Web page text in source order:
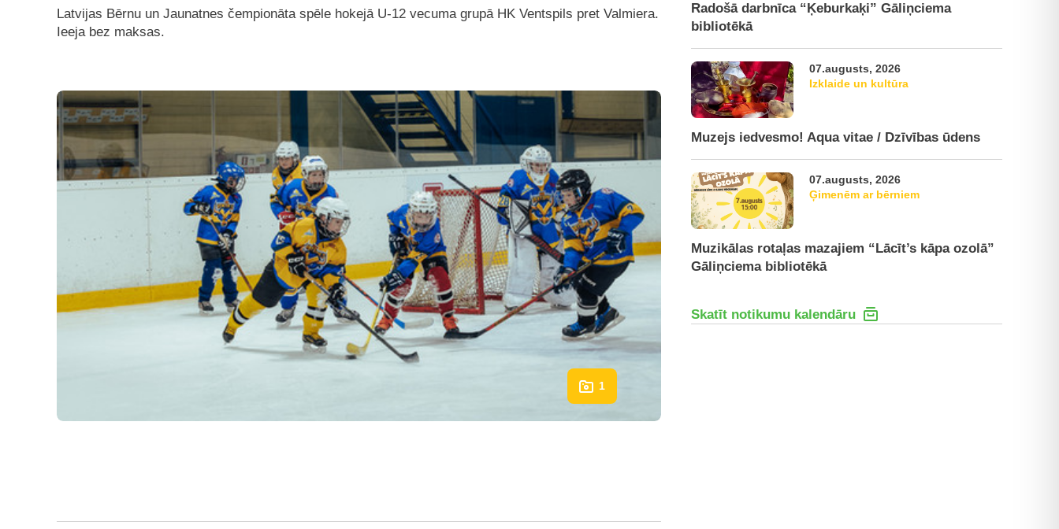
Latvijas Bērnu un Jaunatnes čempionāta spēle hokejā U-12 vecuma grupā HK Ventspils pret Valmiera.
Ieeja bez maksas.
1
Radošā darbnīca “Ķeburkaķi” Gāliņciema
bibliotēkā
07.augusts, 2026
Izklaide un kultūra
Muzejs iedvesmo! Aqua vitae / Dzīvības ūdens
07.augusts, 2026
Ģimenēm ar bērniem
Muzikālas rotaļas mazajiem “Lācīt’s kāpa ozolā”
Gāliņciema bibliotēkā
Skatīt notikumu kalendāru